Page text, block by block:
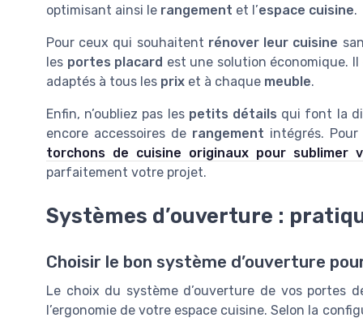
optimisant ainsi le rangement et l’espace cuisine.
Pour ceux qui souhaitent rénover leur cuisine
les portes placard est une solution économique.
adaptés à tous les prix et à chaque meuble.
Enfin, n’oubliez pas les petits détails qui font la
encore accessoires de rangement intégrés. Pour
torchons de cuisine originaux pour sublimer
parfaitement votre projet.
Systèmes d’ouverture :
Choisir le bon système d’ouverture
Le choix du système d’ouverture de vos portes
l’ergonomie de votre espace cuisine. Selon la